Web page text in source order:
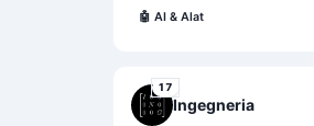
🤖 AI & Alat
17
Ingegneria